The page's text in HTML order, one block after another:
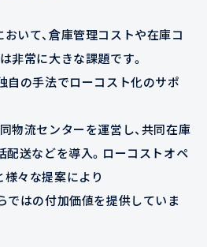
いて、倉庫管理コストや在庫コ
非常に大きな課題です。
自の手法でローコスト化のサポ
物流センターを運営し、共同在庫
配送などを導入。ローコストオペ
々な提案により
ではの付加価値を提供していま